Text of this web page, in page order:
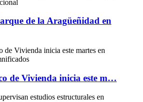
de la Aragüeñidad en
de Vivienda inicia este m…